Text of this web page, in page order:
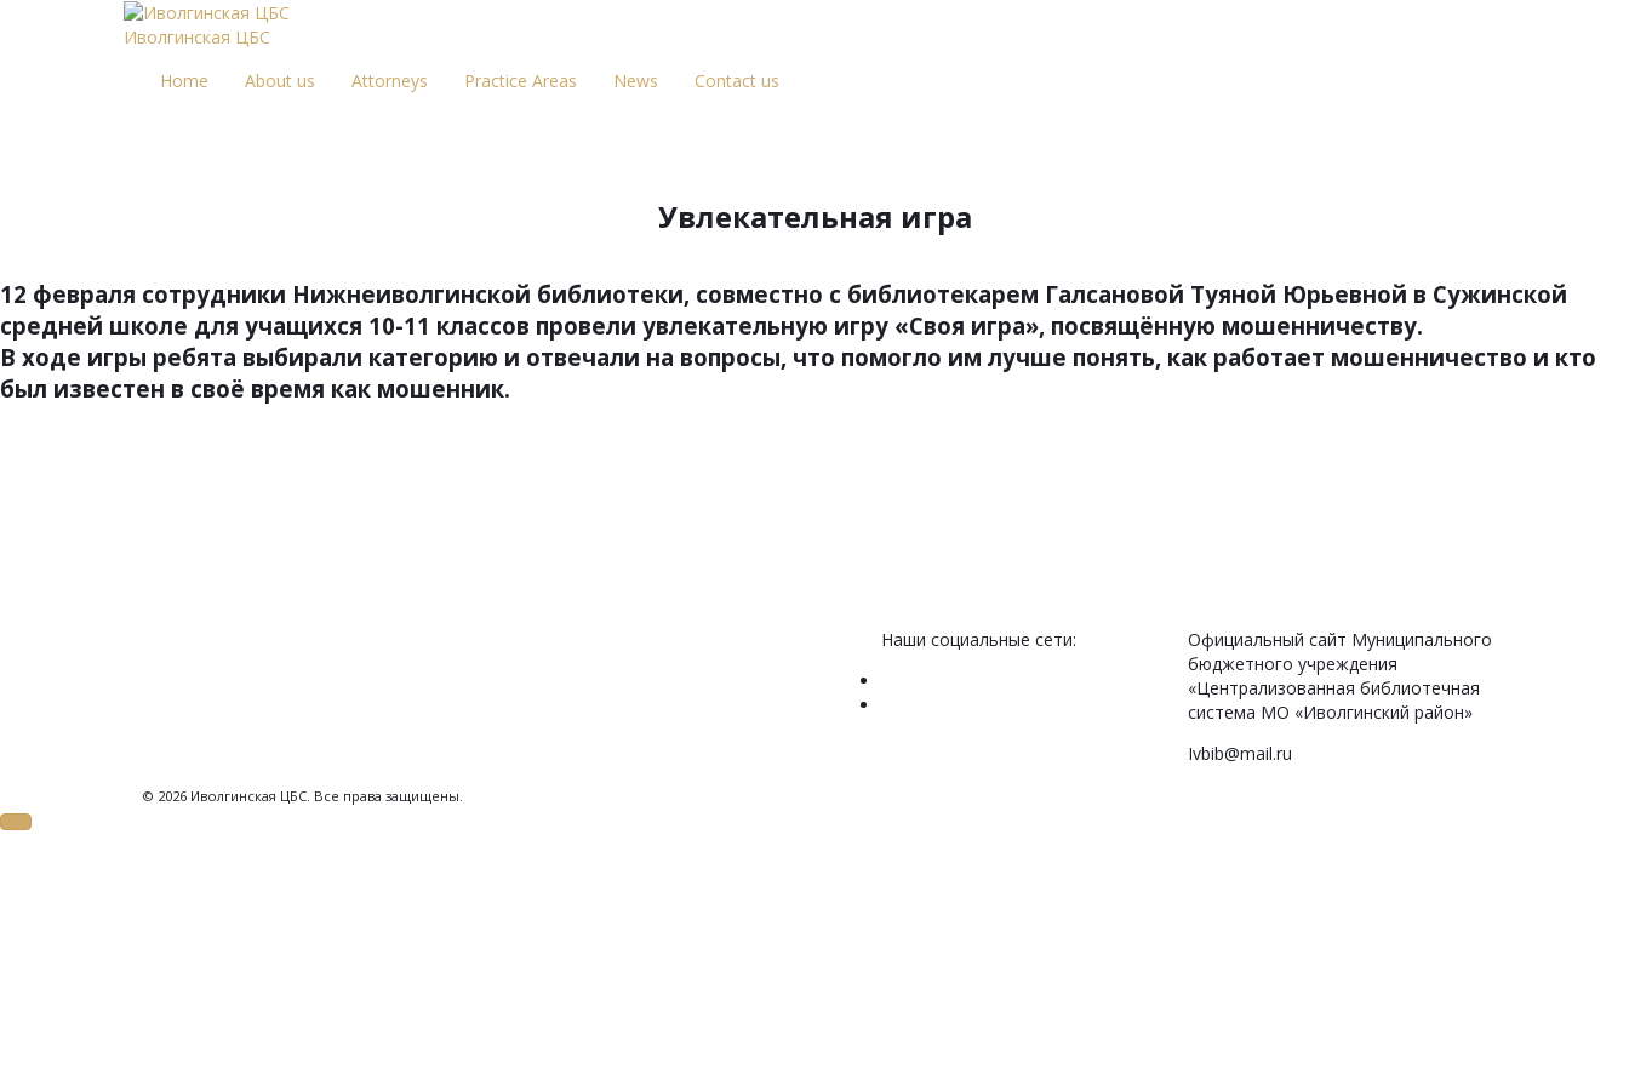
Иволгинская ЦБС
Home
About us Attorneys Practice Areas News Contact us
Увлекательная игра
12 февраля сотрудники Нижнеиволгинской библиотеки, совместно с библиотекарем Галсановой Туяной Юрьевной в Сужинской
средней школе для учащихся 10-11 классов провели увлекательную игру «Своя игра», посвящённую мошенничеству.
В ходе игры ребята выбирали категорию и отвечали на вопросы, что помогло им лучше понять, как работает мошенничество и кто
был известен в своё время как мошенник.
Наши социальные сети:
Официальный сайт Муниципального
бюджетного учреждения
«Централизованная библиотечная
система МО «Иволгинский район»
Ivbib@mail.ru
© 2026 Иволгинская ЦБС. Все права защищены.